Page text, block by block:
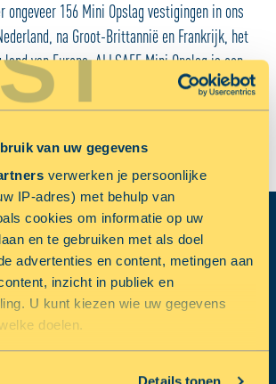
van uw gegevens
verwerken je persoonlijke
IP-adres) met behulp van
cookies om informatie op uw
en te gebruiken met als doel
advertenties en content, metingen aan
inzicht in publiek en
U kunt kiezen wie uw gegevens
doelen.
ongeveer 156 Mini Opslag vestigingen in ons
na Groot-Brittannië en Frankrijk, het
van Europa. ALLSAFE Mini Opslag is een
op de Nederlandse markt. Inmiddels heeft
een bijna landelijk dekkend netwerk van
IN VOOR DE NIEUWSBRIEF
met wooninspiratie, de beste tips, handige
en de leukste acties.